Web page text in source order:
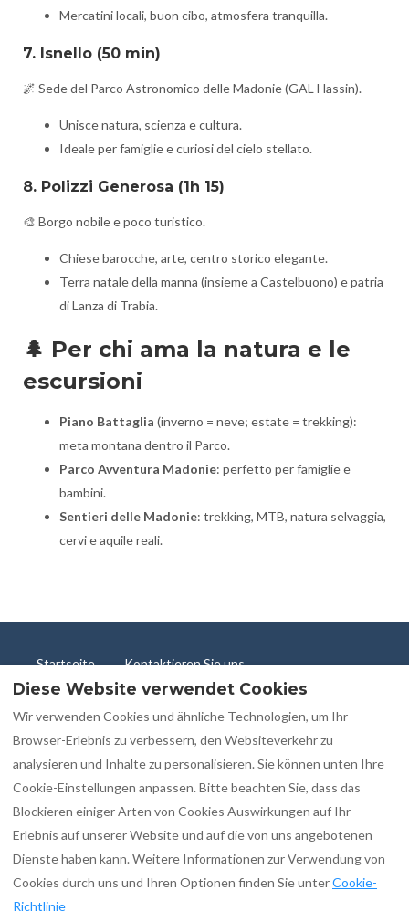
Mercatini locali, buon cibo, atmosfera tranquilla.
7. Isnello(50 min)
🌌 Sede del Parco Astronomico delle Madonie (GAL Hassin).
Unisce natura, scienza e cultura.
Ideale per famiglie e curiosi del cielo stellato.
8. Polizzi Generosa (1h 15)
🎨 Borgo nobile e poco turistico.
Chiese barocche, arte, centro storico elegante.
Terra natale della manna (insieme a Castelbuono) e patria
di Lanza di Trabia.
🌲 Per chi ama la natura e le
escursioni
Piano Battaglia (inverno = neve; estate = trekking):
meta montana dentro il Parco.
Parco Avventura Madonie: perfetto per famiglie e
bambini.
Sentieri delle Madonie: trekking, MTB, natura selvaggia,
cervi e aquile reali.
Startseite
Kontaktieren Sie uns
💬 Schreiben Sie uns auf WhatsApp
Privatsphäre
Cookie-Richtlinie
Informationen zur touristischen Vermietung
Buchungsbedingungen
Informationen zur touristischen Vermietung (1)
Deutsch EUR 3505241323
Diese Website verwendet Cookies
Wir verwenden Cookies und ähnliche Technologien, um Ihr
Browser-Erlebnis zu verbessern, den Websiteverkehr zu
analysieren und Inhalte zu personalisieren. Sie können unten Ihre
Cookie-Einstellungen anpassen. Bitte beachten Sie, dass das
Blockieren einiger Arten von Cookies Auswirkungen auf Ihr
Erlebnis auf unserer Website und auf die von uns angebotenen
Dienste haben kann. Weitere Informationen zur Verwendung von
Cookies durch uns und Ihren Optionen finden Sie unterCookie-
Richtlinie